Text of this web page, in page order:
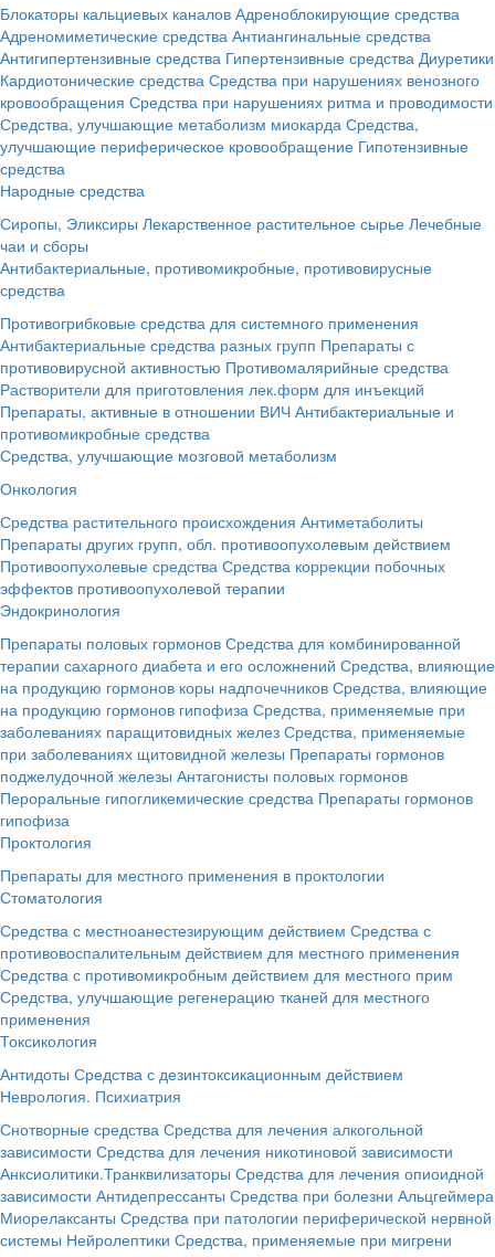
Блокаторы кальциевых каналов Адреноблокирующие средства
Адреномиметические средства Антиангинальные средства
Антигипертензивные средства Гипертензивные средства Диуретики
Кардиотонические средства Средства при нарушениях венозного
кровообращения Средства при нарушениях ритма и проводимости
Средства, улучшающие метаболизм миокарда Средства,
улучшающие периферическое кровообращение Гипотензивные
средства
Народные средства
Сиропы, Эликсиры Лекарственное растительное сырье Лечебные
чаи и сборы
Антибактериальные, противомикробные, противовирусные
средства
Противогрибковые средства для системного применения
Антибактериальные средства разных групп Препараты с
противовирусной активностью Противомалярийные средства
Растворители для приготовления лек.форм для инъекций
Препараты, активные в отношении ВИЧ Антибактериальные и
противомикробные средства
Средства, улучшающие мозговой метаболизм
Онкология
Средства растительного происхождения Антиметаболиты
Препараты других групп, обл. противоопухолевым действием
Противоопухолевые средства Средства коррекции побочных
эффектов противоопухолевой терапии
Эндокринология
Препараты половых гормонов Средства для комбинированной
терапии сахарного диабета и его осложнений Средства, влияющие
на продукцию гормонов коры надпочечников Средства, влияющие
на продукцию гормонов гипофиза Средства, применяемые при
заболеваниях паращитовидных желез Средства, применяемые
при заболеваниях щитовидной железы Препараты гормонов
поджелудочной железы Антагонисты половых гормонов
Пероральные гипогликемические средства Препараты гормонов
гипофиза
Проктология
Препараты для местного применения в проктологии
Стоматология
Средства с местноанестезирующим действием Средства с
противовоспалительным действием для местного применения
Средства с противомикробным действием для местного прим
Средства, улучшающие регенерацию тканей для местного
применения
Токсикология
Антидоты Средства с дезинтоксикационным действием
Неврология. Психиатрия
Снотворные средства Средства для лечения алкогольной
зависимости Средства для лечения никотиновой зависимости
Анксиолитики.Транквилизаторы Средства для лечения опиоидной
зависимости Антидепрессанты Средства при болезни Альцгеймера
Миорелаксанты Средства при патологии периферической нервной
системы Нейролептики Средства, применяемые при мигрени